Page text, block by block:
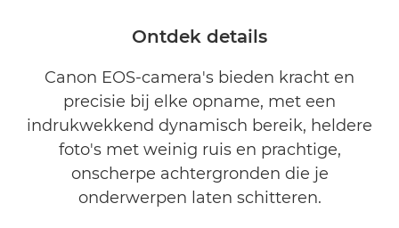
Ontdek details
Canon EOS-camera's bieden kracht en
precisie bij elke opname, met een
indrukwekkend dynamisch bereik, heldere
foto's met weinig ruis en prachtige,
onscherpe achtergronden die je
onderwerpen laten schitteren.